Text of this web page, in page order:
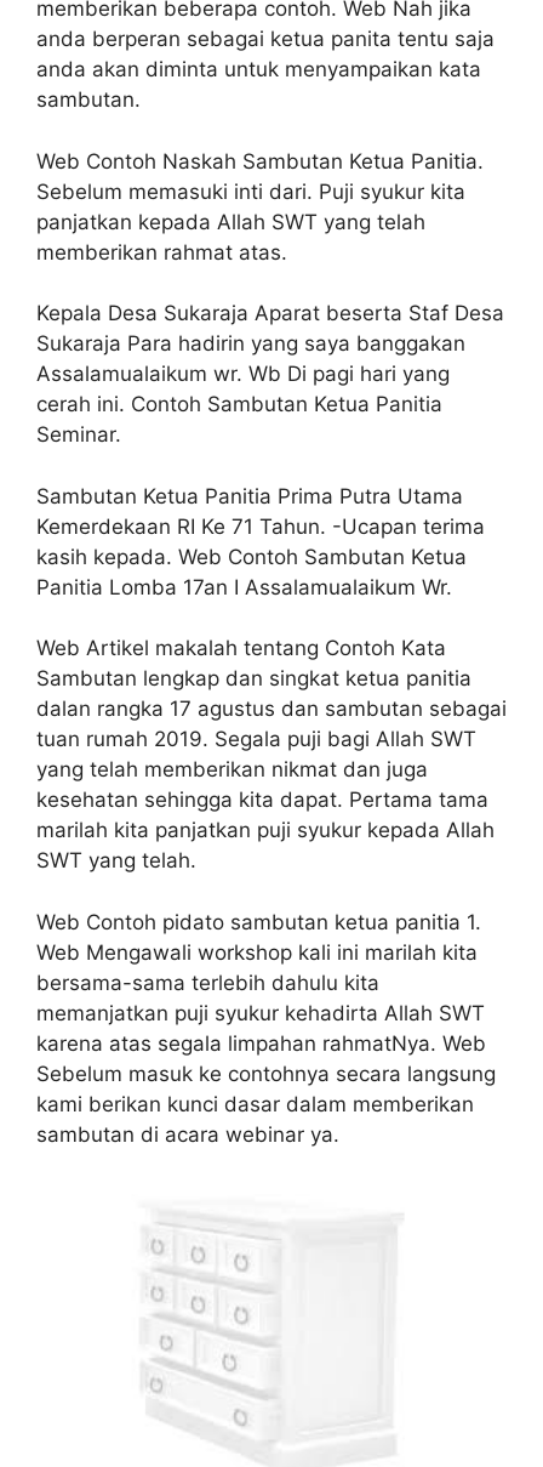
memberikan beberapa contoh. Web Nah jika
anda berperan sebagai ketua panita tentu saja
anda akan diminta untuk menyampaikan kata
sambutan.
Web Contoh Naskah Sambutan Ketua Panitia.
Sebelum memasuki inti dari. Puji syukur kita
panjatkan kepada Allah SWT yang telah
memberikan rahmat atas.
Kepala Desa Sukaraja Aparat beserta Staf Desa
Sukaraja Para hadirin yang saya banggakan
Assalamualaikum wr. Wb Di pagi hari yang
cerah ini. Contoh Sambutan Ketua Panitia
Seminar.
Sambutan Ketua Panitia Prima Putra Utama
Kemerdekaan RI Ke 71 Tahun. -Ucapan terima
kasih kepada. Web Contoh Sambutan Ketua
Panitia Lomba 17an I Assalamualaikum Wr.
Web Artikel makalah tentang Contoh Kata
Sambutan lengkap dan singkat ketua panitia
dalan rangka 17 agustus dan sambutan sebagai
tuan rumah 2019. Segala puji bagi Allah SWT
yang telah memberikan nikmat dan juga
kesehatan sehingga kita dapat. Pertama tama
marilah kita panjatkan puji syukur kepada Allah
SWT yang telah.
Web Contoh pidato sambutan ketua panitia 1.
Web Mengawali workshop kali ini marilah kita
bersama-sama terlebih dahulu kita
memanjatkan puji syukur kehadirta Allah SWT
karena atas segala limpahan rahmatNya. Web
Sebelum masuk ke contohnya secara langsung
kami berikan kunci dasar dalam memberikan
sambutan di acara webinar ya.